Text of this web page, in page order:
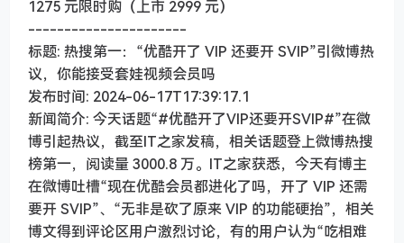
1275 元限时购（上市 2999 元）
----------------------
标题: 热搜第一：“优酷开了 VIP 还要开 SVIP”引微博热
议，你能接受套娃视频会员吗
发布时间: 2024-06-17T17:39:17.1
新闻简介: 今天话题“#优酷开了VIP还要开SVIP#”在微
博引起热议，截至IT之家发稿，相关话题登上微博热搜
榜第一，阅读量 3000.8 万。IT之家获悉，今天有博主
在微博吐槽“现在优酷会员都进化了吗，开了 VIP 还需
要开 SVIP”、“无非是砍了原来 VIP 的功能硬抬”，相关
博文得到评论区用户激烈讨论，有的用户认为“吃相难